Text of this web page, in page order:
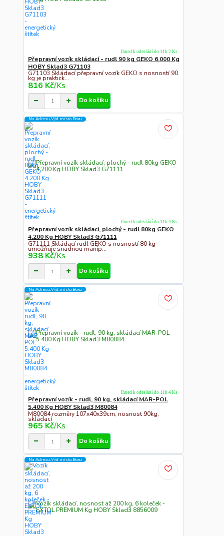
Přepravní vozík skládací - rudl 90 kg GEKO 6.000 Kg
HOBY Sklad3 G71103
G71103 Skládací přepravní vozík GEKO s nosností 90
kg je praktick...
816 Kč/Ks
Ihned k odeslání do 11h 2 Ks
Do košíku
Na Adresu,Výd.místo,Boxu
Přepravní vozík skládací, plochý - rudl 80kg GEKO
4.200 Kg HOBY Sklad3 G71111
G71111 Skládací rudl GEKO s nosností 80 kg
umožňuje snadnou manip...
938 Kč/Ks
Ihned k odeslání do 11h 4 Ks
Do košíku
Na Adresu,Výd.místo,Boxu
Přepravní vozík - rudl, 90 kg, skládací MAR-POL
5.400 Kg HOBY Sklad3 M80084
M80084 rozměry 107x40x39cm, nosnost 90kg,
skládací
965 Kč/Ks
Ihned k odeslání do 11h 4 Ks
Do košíku
Na Adresu,Výd.místo,Boxu